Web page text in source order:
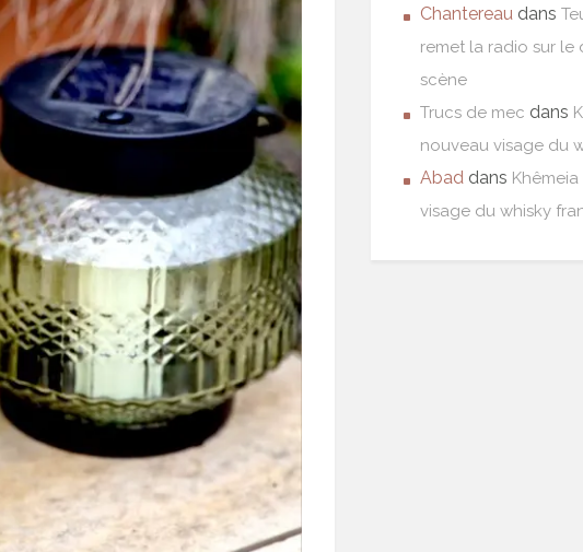
Chantereau dans
remet la radio sur le
scène
Trucs de mec dans
nouveau visage du
Abad dans
visage du whisky